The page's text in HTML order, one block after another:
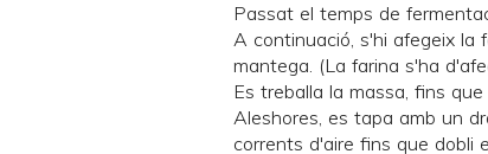
Passat el temps de
A continuació, s'hi afegeix la
mantega. (La farina s'ha
Es treballa la massa, fins
Aleshores, es tapa amb un
corrents d'aire fins que dobli